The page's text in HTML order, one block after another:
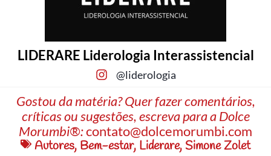
LIDERARE Liderologia Interassistencial
@liderologia
Gostou da matéria? Quer fazer comentários,
críticas ou sugestões, escreva para a Dolce
Morumbi®:contato@dolcemorumbi.com
Autores, Bem-estar, Liderare, Simone Zolet